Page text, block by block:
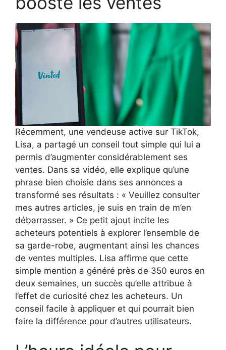
Récemment, une vendeuse active sur TikTok,
Lisa, a partagé un conseil tout simple qui lui a
permis d’augmenter considérablement ses
ventes. Dans sa vidéo, elle explique qu’une
phrase bien choisie dans ses annonces a
transformé ses résultats : « Veuillez consulter
mes autres articles, je suis en train de m’en
débarrasser. » Ce petit ajout incite les
acheteurs potentiels à explorer l’ensemble de
sa garde-robe, augmentant ainsi les chances
de ventes multiples. Lisa affirme que cette
simple mention a généré près de 350 euros en
deux semaines, un succès qu’elle attribue à
l’effet de curiosité chez les acheteurs. Un
conseil facile à appliquer et qui pourrait bien
faire la différence pour d’autres utilisateurs.